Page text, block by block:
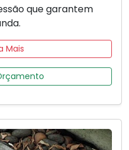
que garantem
Mais